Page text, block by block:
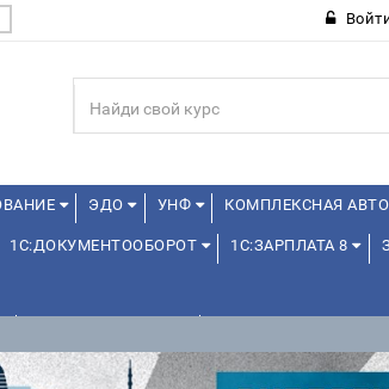
ЭДО УНФ КОМПЛЕКСНАЯ
1С:ДОКУМЕНТООБОРОТ 1С:ЗАРПЛАТА 8
ОТ 12 ЛЕТ ДРУГИЕ 1С:МЕДИЦИНА